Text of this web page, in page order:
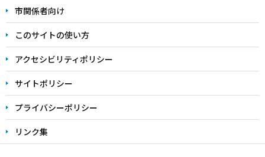
こ
ま
で
市関係者向け
このサイトの使い方
アクセシビリティポリシー
サイトポリシー
プライバシーポリシー
リンク集